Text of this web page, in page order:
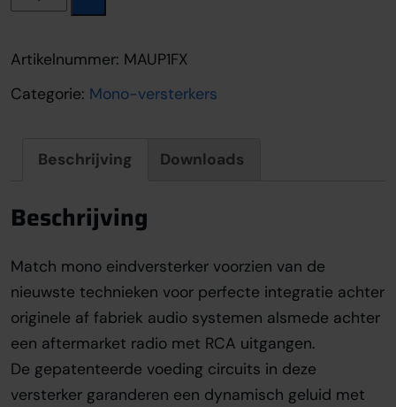
Artikelnummer: MAUP1FX
Categorie: Mono-versterkers
Beschrijving Downloads
Beschrijving
Match mono eindversterker voorzien van de
nieuwste technieken voor perfecte integratie achter
originele af fabriek audio systemen alsmede achter
een aftermarket radio met RCA uitgangen.
De gepatenteerde voeding circuits in deze
versterker garanderen een dynamisch geluid met